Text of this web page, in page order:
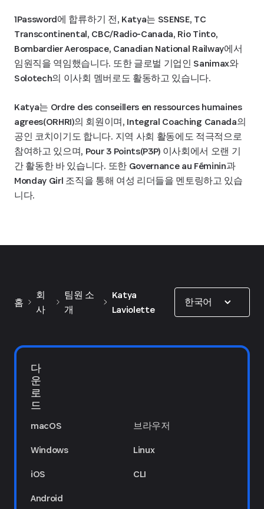
1Password에 합류하기 전, Katya는 SSENSE, TC
Transcontinental, CBC/Radio-Canada, Rio Tinto,
Bombardier Aerospace, Canadian National Railway에서
임원직을 역임했습니다. 또한 글로벌 기업인 Sanimax와
Solotech의 이사회 멤버로도 활동하고 있습니다.
Katya는 Ordre des conseillers en ressources humaines
agrees(ORHRI)의 회원이며, Integral Coaching Canada의
공인 코치이기도 합니다. 지역 사회 활동에도 적극적으로
참여하고 있으며, Pour 3 Points(P3P) 이사회에서 오랜 기
간 활동한 바 있습니다. 또한 Governance au Féminin과
Monday Girl 조직을 통해 여성 리더들을 멘토링하고 있습
니다.
홈
회
사
팀원 소
개
Katya
Laviolette
한국어
Show options
다
운
로
드
macOS
Windows
iOS
Android
브라우저
Linux
CLI